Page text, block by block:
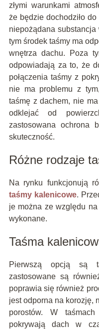
złymi warunkami
że będzie dochodziło
niepożądana
tym środek taśmy ma
wnętrza dachu. Poza
odpowiadają za to, że
połączenia taśmy z
nie ma problemu z
taśmę z dachem, nie
odklejać od
zastosowana ochrona
skuteczność.
Różne rodzaje
Na rynku funkcjonują
taśmy kalenicowe.
je można ze względu
wykonane.
Taśma
Pierwszą opcją są
zastosowane są
poprawia się również
jest odporna na korozję,
porostów. W
pokrywają dach w